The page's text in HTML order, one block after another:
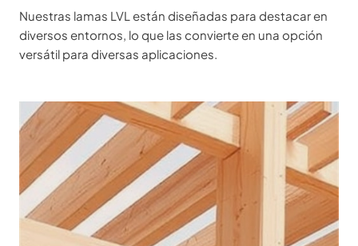
Nuestras lamas LVL están diseñadas para destacar en
diversos entornos, lo que las convierte en una opción
versátil para diversas aplicaciones.